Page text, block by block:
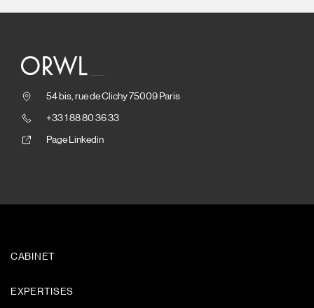
54 bis, rue de Clichy 75009 Paris
+33 1 88 80 36 33
Page Linkedin
CABINET
EXPERTISES